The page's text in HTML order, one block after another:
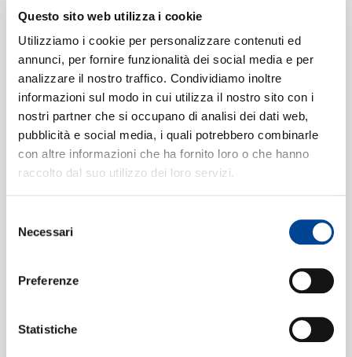
Questo sito web utilizza i cookie
Utilizziamo i cookie per personalizzare contenuti ed
annunci, per fornire funzionalità dei social media e per
analizzare il nostro traffico. Condividiamo inoltre
informazioni sul modo in cui utilizza il nostro sito con i
nostri partner che si occupano di analisi dei dati web,
pubblicità e social media, i quali potrebbero combinarle
con altre informazioni che ha fornito loro o che hanno
raccolto dal suo utilizzo dei loro servizi.
delNecessari
Preferenze
Statistiche
ANCIENT MUSIC
of Elizabeth I OF VOICES
Metaphysical
PURCELL CONSORT
OF VOICES, ROBERT
SPENCER, JEREMY
BRETT
The Tudors - I Love,
Alas
Digitale
MUSICIANS OF THE
GLOBE, PHILIP
PICKETT
Ben Jonson's The
Masque Of Oberon
Digitale
Digitale
GABRIELI BRASS
The Baroque Brass
GUILDHALL WAITS,
THE CONSORT OF
SIAMO
CONTATTI